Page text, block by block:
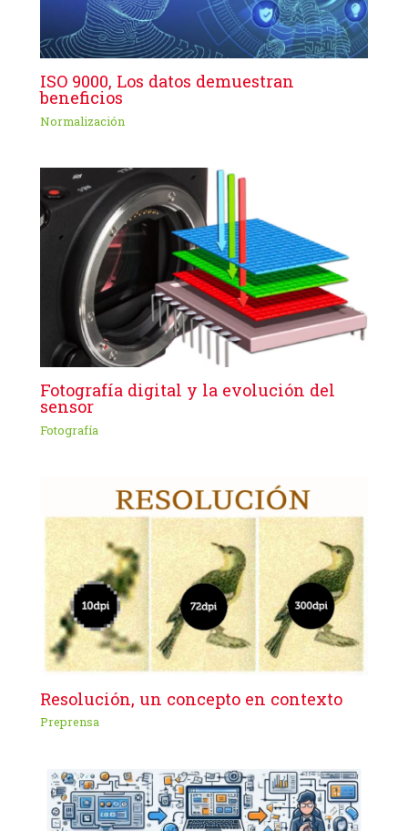
ISO 9000, Los datos demuestran
beneficios
Normalización
Fotografía digital y la evolución del
sensor
Fotografía
Resolución, un concepto en contexto
Preprensa